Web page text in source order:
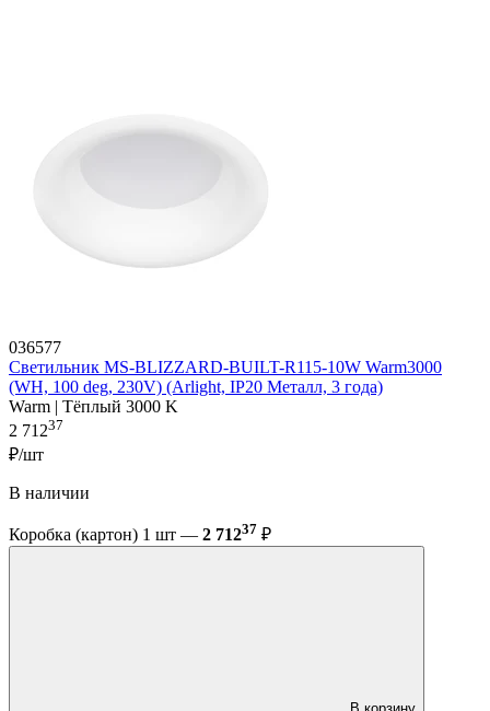
036577
Светильник MS-BLIZZARD-BUILT-R115-10W Warm3000
(WH, 100 deg, 230V) (Arlight, IP20 Металл, 3 года)
Warm | Тёплый 3000 K
2 71237
₽/шт
В наличии
Коробка (картон) 1 шт — 2 71237 ₽